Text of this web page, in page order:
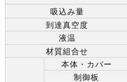
吸込み量
到達真空度
液温
材質組合せ
本体・カバー
制御板